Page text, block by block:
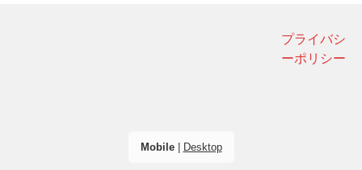
プライバシ
ーポリシー
Mobile| Desktop